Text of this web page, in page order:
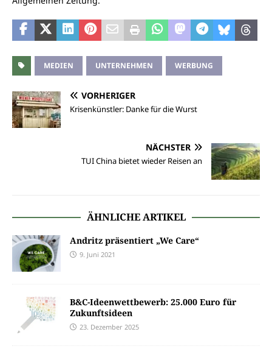
MEDIEN UNTERNEHMEN WERBUNG
VORHERIGER
Krisenkünstler: Danke für die Wurst
NÄCHSTER
TUI China bietet wieder Reisen an
ÄHNLICHE ARTIKEL
Andritz präsentiert „We Care“
9. Juni 2021
B&C-Ideenwettbewerb: 25.000 Euro für
Zukunftsideen
23. Dezember 2025